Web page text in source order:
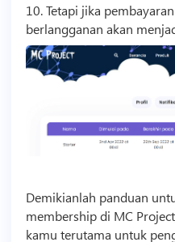
10. Tetapi jika
berlangganan akan
Demikianlah panduan
membership di MC
kamu terutama untuk